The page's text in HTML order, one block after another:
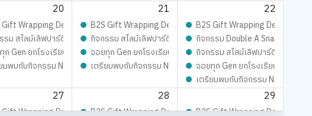
20 21 22
วามสุข สนุกจอยทุกเจน
2026 LIVE Playfull: ส่งมอบความสุข สนุกจอยทุกเจน
Gift Wrapping Design contest 2026 LIVE Playfull: ส่งมอบความสุข สนุกจอยทุกเจน
B2S Gift Wrapping Design contest 2026 LIVE Playfull: ส่งม
B2S Gift Wrapping Design
นงาม ด้วยจักรเย็บผ้าคู่ใจ
รม สไลม์เลิฟปาร์ตี้ ปั้นสนุกสุดมุ้งมิ้ง - Magical SLIME LOVE PARTY By Elmer’s
กิจกรรม สไลม์เลิฟปาร์ตี้ ปั้นสนุกสุดมุ้งมิ้ง - Magical SLIME LOVE
กิจกรรม Double A Snap &amp;
By Elmer’s
- Magical SLIME LOVE PARTY By Elmer’s
Gen ยกโรงเรียน จอยทุก Gen ยกโรงเรียน
กิจกรรม สไลม์เลิฟปาร์ตี้ ปั้นสนุกสุ
มพบกับกิจกรรม New Trainer Journey On Tour !!เตรียมพบกับกิจกรรม New Trainer Journey On Tour !!
จอยทุก Gen ยกโรงเรียน
On Tour !! เตรียมพบกับกิจกรรม New
27 28 29
วามสุข สนุกจอยทุกเจน
2026 LIVE Playfull: ส่งมอบความสุข สนุกจอยทุกเจน
Gift Wrapping Design contest 2026 LIVE Playfull: ส่งมอบความสุข สนุกจอยทุกเจน
B2S Gift Wrapping Design contest 2026 LIVE Playfull: ส่งม
B2S Gift Wrapping Design